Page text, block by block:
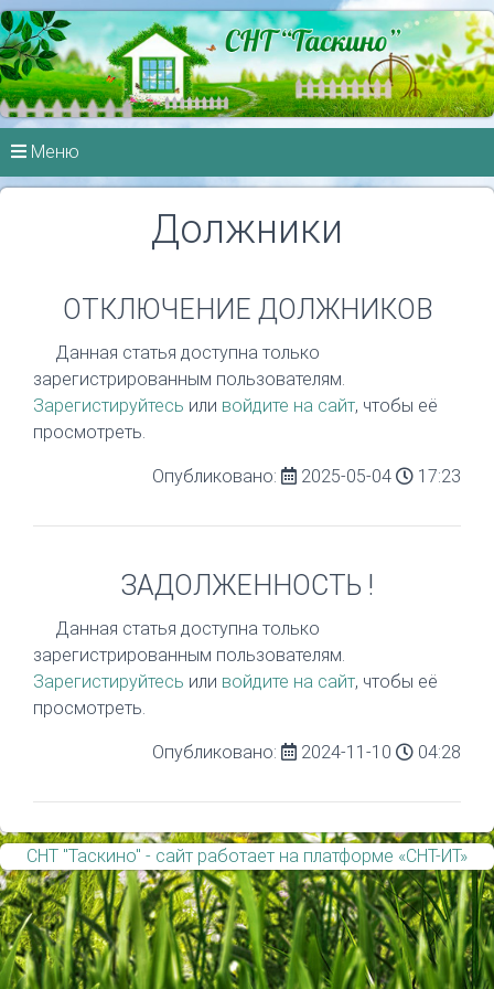
Меню
Должники
ОТКЛЮЧЕНИЕ ДОЛЖНИКОВ
Данная статья доступна только
зарегистрированным пользователям.
Зарегистируйтесь или войдите на сайт, чтобы её
просмотреть.
Опубликовано: 2025-05-04 17:23
ЗАДОЛЖЕННОСТЬ !
Данная статья доступна только
зарегистрированным пользователям.
Зарегистируйтесь или войдите на сайт, чтобы её
просмотреть.
Опубликовано: 2024-11-10 04:28
СНТ "Таскино" - сайт работает на платформе «СНТ-ИТ»